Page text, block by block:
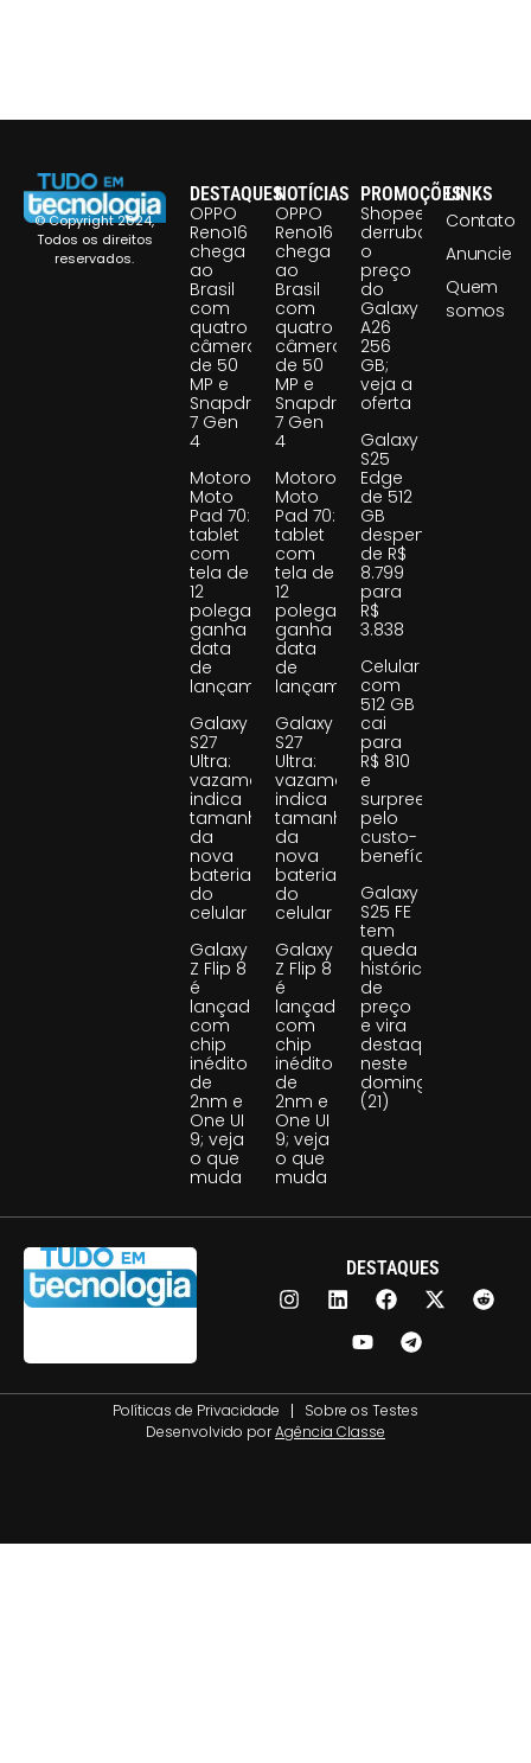
© Copyright 2024,
Todos os direitos
reservados.
DESTAQUES
OPPO
Reno16
chega
ao
Brasil
com
quatro
câmeras
de 50
MP e
Snapdragon
7 Gen
4
Motorola
Moto
Pad 70:
tablet
com
tela de
12
polegadas
ganha
data
de
lançamento
Galaxy
S27
Ultra:
vazamento
indica
tamanho
da
nova
bateria
do
celular
Galaxy
Z Flip 8
é
lançado
com
chip
inédito
de
2nm e
One UI
9; veja
o que
muda
NOTÍCIAS
OPPO
Reno16
chega
ao
Brasil
com
quatro
câmeras
de 50
MP e
Snapdragon
7 Gen
4
Motorola
Moto
Pad 70:
tablet
com
tela de
12
polegadas
ganha
data
de
lançamento
Galaxy
S27
Ultra:
vazamento
indica
tamanho
da
nova
bateria
do
celular
Galaxy
Z Flip 8
é
lançado
com
chip
inédito
de
2nm e
One UI
9; veja
o que
muda
PROMOÇÕES
Shopee
derruba
o
preço
do
Galaxy
A26
256
GB;
veja a
oferta
Galaxy
S25
Edge
de 512
GB
despenca
de R$
8.799
para
R$
3.838
Celular
com
512 GB
cai
para
R$ 810
e
surpreende
pelo
custo-
benefício
Galaxy
S25 FE
tem
queda
histórica
de
preço
e vira
destaque
neste
domingo
(21)
LINKS
Contato
Anuncie
Quem
somos
DESTAQUES
Políticas de Privacidade
Sobre os Testes
Desenvolvido porAgência Classe